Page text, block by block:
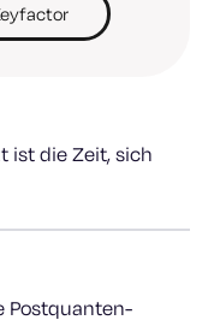
ist die Zeit, sich
Postquanten-